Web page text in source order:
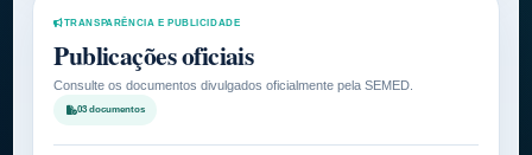
TRANSPARÊNCIA E PUBLICIDADE
Publicações oficiais
Consulte os documentos divulgados oficialmente pela SEMED.
03 documentos